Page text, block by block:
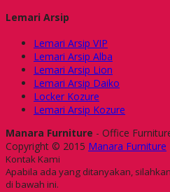
Lemari Arsip
Lemari Arsip VIP
Lemari Arsip Alba
Lemari Arsip Lion
Lemari Arsip Daiko
Locker Kozure
Lemari Arsip Kozure
Manara Furniture - Office
Copyright © 2015 Manara Furniture
Kontak Kami
Apabila ada yang ditanyakan,
di bawah ini.